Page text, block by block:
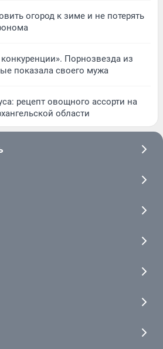
огород к зиме и не потерять
Порнозвезда из
показала своего мужа
рецепт овощного ассорти на
области